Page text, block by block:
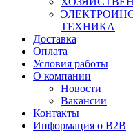
ТЕХНИКА
Доставка
Оплата
Условия работы
О компании
Новости
Вакансии
Контакты
Информация о B2B